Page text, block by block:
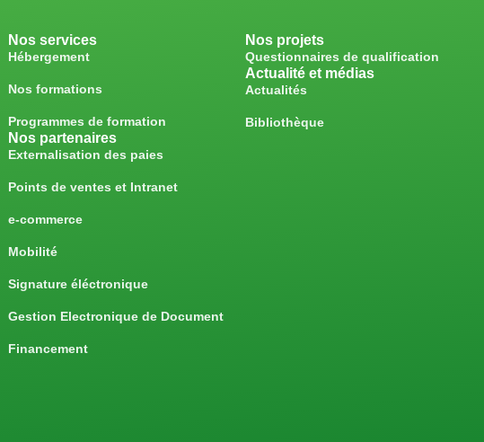
Nos services
Hébergement
Nos formations
Programmes de formation
Nos partenaires
Externalisation des paies
Points de ventes et Intranet
e-commerce
Mobilité
Signature éléctronique
Gestion Electronique de Document
Financement
Nos projets
Questionnaires de qualification
Actualité et médias
Actualités
Bibliothèque